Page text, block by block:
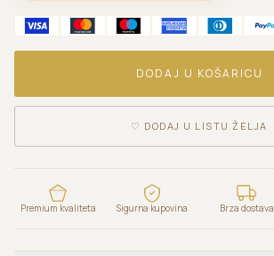
DODAJ U KOŠARICU
♡ DODAJ U LISTU ŽELJA
Premium kvaliteta Sigurna kupovina Brza dostava